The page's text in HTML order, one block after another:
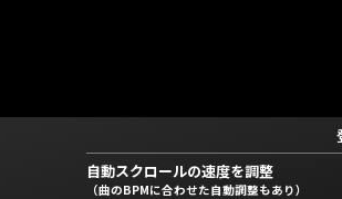
自動スクロールの速度を調整
（曲のBPMに合わせた自動調整もあり）